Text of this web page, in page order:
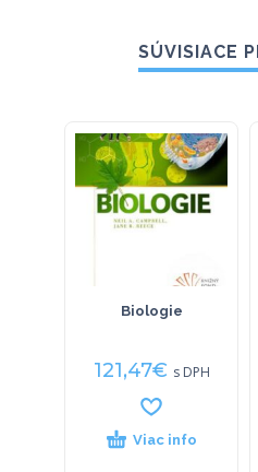
SÚVISIACE
Biologie
121,47€ s DPH
Viac info